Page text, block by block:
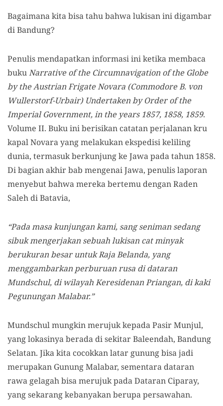
Bagaimana kita bisa tahu bahwa lukisan ini digambar
di Bandung?
Penulis mendapatkan informasi ini ketika membaca
bukuNarrative of the Circumnavigation of the Globe
by the Austrian Frigate Novara (Commodore B. von
Wullerstorf-Urbair) Undertaken by Order of the
Imperial Government, in the years 1857, 1858, 1859.
Volume II. Buku ini berisikan catatan perjalanan kru
kapal Novara yang melakukan ekspedisi keliling
dunia, termasuk berkunjung ke Jawa pada tahun 1858.
Di bagian akhir bab mengenai Jawa, penulis laporan
menyebut bahwa mereka bertemu dengan Raden
Saleh di Batavia,
“Pada masa kunjungan kami, sang seniman sedang
sibuk mengerjakan sebuah lukisan cat minyak
berukuran besar untuk Raja Belanda, yang
menggambarkan perburuan rusa di dataran
Mundschul, di wilayah Keresidenan Priangan, di kaki
Pegunungan Malabar.”
Mundschul mungkin merujuk kepada Pasir Munjul,
yang lokasinya berada di sekitar Baleendah, Bandung
Selatan. Jika kita cocokkan latar gunung bisa jadi
merupakan Gunung Malabar, sementara dataran
rawa gelagah bisa merujuk pada Dataran Ciparay,
yang sekarang kebanyakan berupa persawahan.